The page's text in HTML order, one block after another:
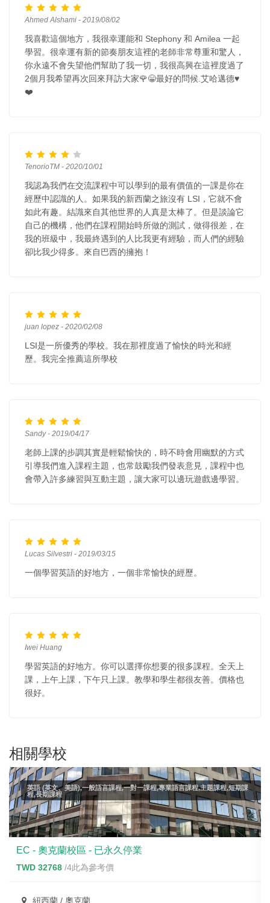
Ahmed Alshami - 2019/08/02
我喜歡這個地方，我很幸運能和 Stephony 和 Amilea 一起
學習。很幸運有新的節奏朋友這裡的老師非常尊重和驚人，
你永遠不會失望他們幫助了我一切，我很高興在這裡度過了
2個月我希望再次回來拜訪大家🌹😁最好的問候.艾哈邁德♥️
❤️
TenorioTM - 2020/10/01
我認為我們在交流課程中可以學到的最有價值的一課是你在
經歷中認識的人。如果我的新西蘭之旅沒有 LSI，它就不會
如此有趣。結識來自其他世界的人真是太棒了。但是談論它
自己的機構，他們在課程開始時所做的測試，做得很差，在
我的班級中，我最終遇到的人比我更有經驗，而人們的經驗
卻比我少得多。來自巴西的擁抱！
juan lopez - 2020/02/08
LSI是一所優秀的學校。我在那裡度過了愉快的時光和經
歷。我完全推薦這所學校
Sandy - 2019/04/17
老師上課的步調其實是輕鬆愉快的，時不時會用幽默的方式
引導我們進入課程主題，也常鼓勵我們發表意見，課程中也
會帶入許多練習與互動主題，讓大家可以邊玩遊戲邊學習。
Lucas Silvestri - 2019/03/15
一個學習英語的好地方，一個非常愉快的經歷。
Iwei Huang
學習英語的好地方。你可以選擇你想要的很多課程。全天上
課，上午上課，下午只上課。教學和學生都很友善。價格也
很好。
相關學校
英語 (英文、美語),一般語言課程,一對一課程,專業語言課程,主題課程,短期課
程,長期課程
EC - 奧克蘭校區 - 已永久停業
TWD 32768 /4此為參考價
紐西蘭 / 奧克蘭